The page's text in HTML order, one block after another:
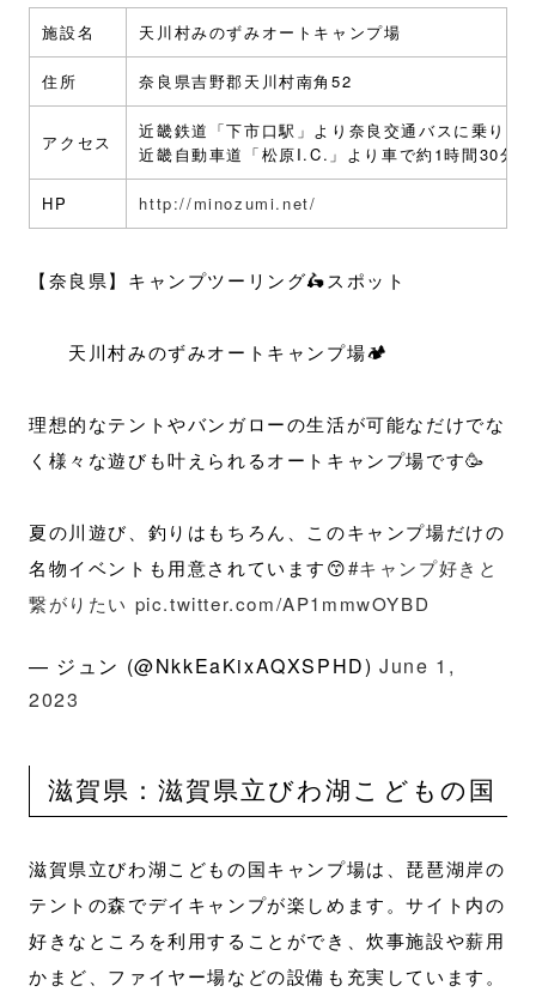
施設名 天川村みのずみオートキャンプ場
住所 奈良県吉野郡天川村南角52
アクセス
近畿鉄道「下市口駅」より奈良交通バスに乗り「
近畿自動車道「松原I.C.」より車で約1時間30分
HP http://minozumi.net/
【奈良県】キャンプツーリング🛵スポット
天川村みのずみオートキャンプ場🏕
理想的なテントやバンガローの生活が可能なだけでな
く様々な遊びも叶えられるオートキャンプ場です🥳
夏の川遊び、釣りはもちろん、このキャンプ場だけの
名物イベントも用意されています😙#キャンプ好きと
繋がりたい pic.twitter.com/AP1mmwOYBD
— ジュン (@NkkEaKixAQXSPHD)June 1,
2023
滋賀県：滋賀県立びわ湖こどもの国
滋賀県立びわ湖こどもの国キャンプ場は、琵琶湖岸の
テントの森でデイキャンプが楽しめます。サイト内の
好きなところを利用することができ、炊事施設や薪用
かまど、ファイヤー場などの設備も充実しています。